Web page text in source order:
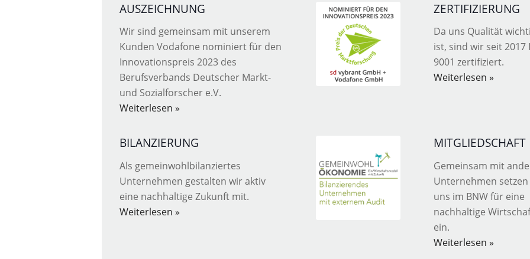
AUSZEICHNUNG
Wir sind gemeinsam mit unserem
Kunden Vodafone nominiert für den
Innovationspreis 2023 des
Berufsverbands Deutscher Markt-
und Sozialforscher e.V.
Weiterlesen »
ZERTIFIZIERUNG
Da uns Qualität
ist, sind wir seit 2017
9001 zertifiziert.
Weiterlesen »
BILANZIERUNG
Als gemeinwohlbilanziertes
Unternehmen gestalten wir aktiv
eine nachhaltige Zukunft mit.
Weiterlesen »
MITGLIEDSCHAFT
Gemeinsam mit
Unternehmen
uns im BNW für eine
nachhaltige
ein.
Weiterlesen »